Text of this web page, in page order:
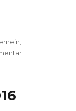
,
zu